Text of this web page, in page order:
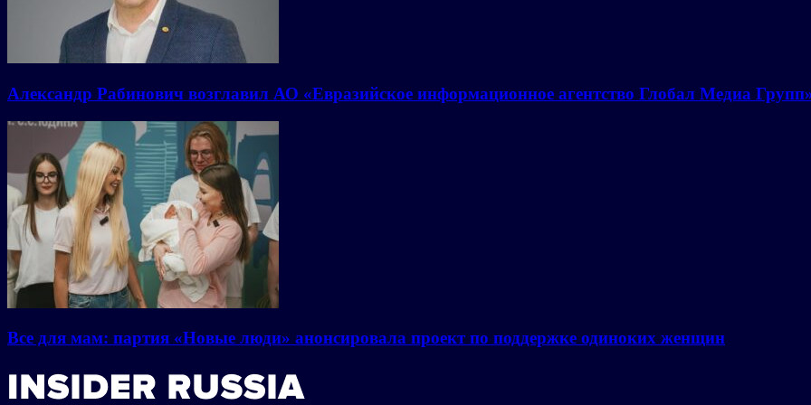
Александр Рабинович возглавил АО «Евразийское информационное агентство Глобал Медиа
Все для мам: партия «Новые люди» анонсировала проект по поддержке одиноких женщин